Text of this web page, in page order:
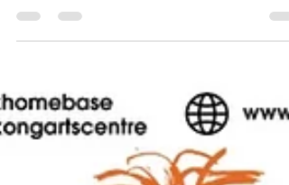
維尼100周年慶典期間限定店」。二人化身
賓探索百畝森林、大玩 SNAPIO 自拍亭，
絨盲盒與限時打卡免費換氣球攻略！